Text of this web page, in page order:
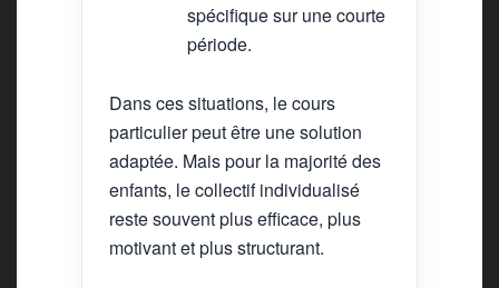
spécifique sur une courte
période.
Dans ces situations, le cours
particulier peut être une solution
adaptée. Mais pour la majorité des
enfants, le collectif individualisé
reste souvent plus efficace, plus
motivant et plus structurant.